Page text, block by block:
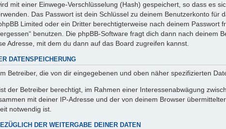
mit einer Einwege-Verschlüsselung (Hash) gespeichert, so dass es
Das Passwort ist dein Schlüssel zu deinem Benutzerkonto
Limited oder ein Dritter berechtigterweise nach deinem
benutzen. Die phpBB-Software fragt dich dann nach
Adresse, mit dem du dann auf das Board zugreifen kannst.
DATENSPEICHERUNG
Betreiber, die von dir eingegebenen und oben näher spezifizierten
der Betreiber berechtigt, im Rahmen einer Interessenabwägung
mit deiner IP-Adresse und der von deinem Browser
notwendig ist.
DER WEITERGABE DEINER DATEN